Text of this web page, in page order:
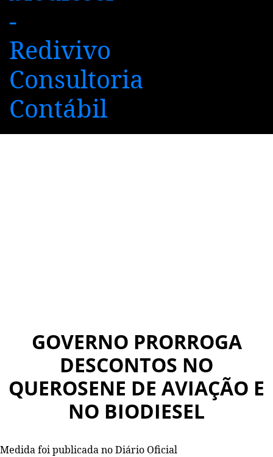
GOVERNO PRORROGA
DESCONTOS NO
QUEROSENE DE AVIAÇÃO E
NO BIODIESEL
Medida foi publicada no Diário Oficial